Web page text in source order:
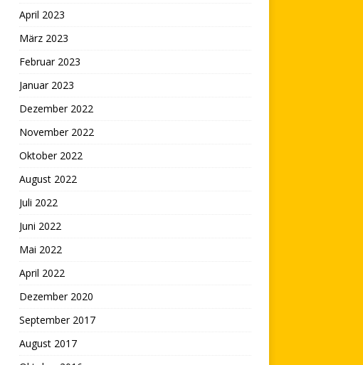
April 2023
März 2023
Februar 2023
Januar 2023
Dezember 2022
November 2022
Oktober 2022
August 2022
Juli 2022
Juni 2022
Mai 2022
April 2022
Dezember 2020
September 2017
August 2017